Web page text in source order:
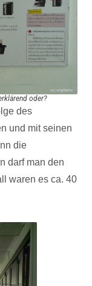
oder?
des
und mit seinen
die
darf man den
waren es ca. 40